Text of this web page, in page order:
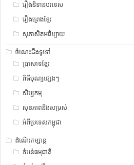
រឿងនិទានបរទេស
រឿងព្រេងខ្មែរ
សុភាសិតអធិប្បាយ
ចំណេះដឹងទូទៅ
ប្រាសាទខ្មែរ
ពិធីបុណ្យផ្សេងៗ
សិប្បកម្ម
សុខភាពនិងសម្រស់
អំពីប្រទេសកម្ពុជា
ដំណើរកម្សាន្ត
តំបន់ធម្មជាតិ